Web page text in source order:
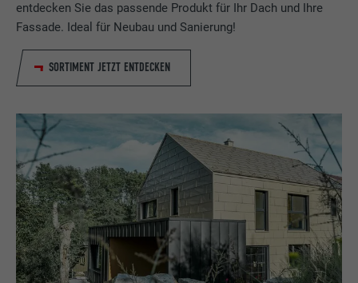
entdecken Sie das passende Produkt für Ihr Dach und Ihre
Fassade. Ideal für Neubau und Sanierung!
SORTIMENT JETZT ENTDECKEN